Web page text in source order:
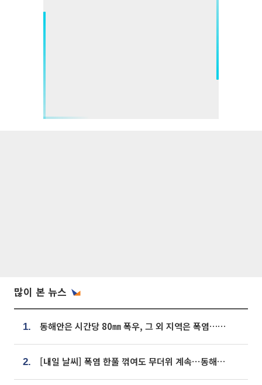
많이 본 뉴스
1. 동해안은 시간당 80㎜ 폭우, 그 외 지역은 폭염…‘극과 극 날씨’
2. [내일 날씨] 폭염 한풀 꺾여도 무더위 계속⋯동해안 이틀 연속 비